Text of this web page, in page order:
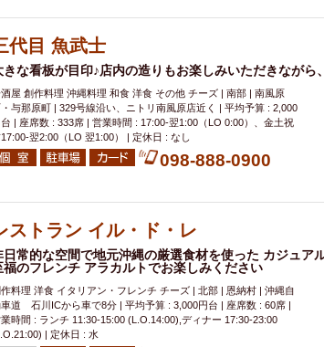
代目 魚武士
きな看板が目印♪店内の造りもお楽しみいただきながら
酒屋 創作料理 沖縄料理 和食 洋食 その他 チーズ | 南部 | 南風原
与那原町 | 329号線沿い、ニトリ南風原店近く | 平均予算 : 2,000
台 | 座席数 : 333席 | 営業時間 : 17:00-翌1:00（LO 0:00）、金土祝
翌2:00（LO 翌1:00） | 定休日 : なし
098-888-0900
ストラン イル・ド・レ
日常的な空間で地元沖縄の厳選食材を使った カジュア
福のフレンチ アラカルトでお楽しみください
料理 洋食 イタリアン・フレンチ チーズ | 北部 | 恩納村 | 沖縄自
道 石川ICから車で8分 | 平均予算 : 3,000円台 | 座席数 : 60席 |
時間 : ランチ 11:30-15:00 (L.O.14:00),ディナー 17:30-23:00
| 定休日 : 水